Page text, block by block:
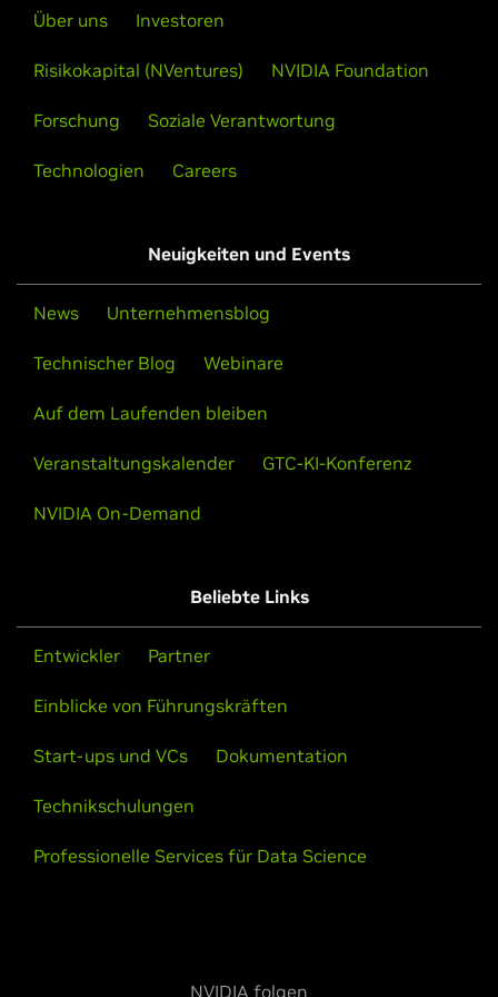
Mehr erfahren Kontakt aufnehmen
Supermicro
Segment:Untergrund
KI-Lösungen für Unternehmen, um eine Infrastruktur
mit beschleunigtem Computing für generative KI,
High-Performance-Computing (HPC), Design und
Mehr erfahren Kontakt aufnehmen
Über uns Investoren
Risikokapital (NVentures) NVIDIA Foundation
Forschung Soziale Verantwortung
Technologien Careers
Neuigkeiten und Events
News Unternehmensblog
Technischer Blog Webinare
Auf dem Laufenden bleiben
Veranstaltungskalender GTC-KI-Konferenz
NVIDIA On-Demand
Beliebte Links
Entwickler Partner
Einblicke von Führungskräften
Start-ups und VCs Dokumentation
Technikschulungen
Professionelle Services für Data Science
NVIDIA folgen